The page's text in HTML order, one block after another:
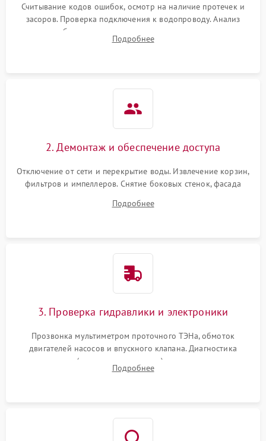
Считывание кодов ошибок, осмотр на наличие протечек и
засоров. Проверка подключения к водопроводу. Анализ
жалоб на отсутствие слива, нагрева, вращения
разбрызгивателей или срабатывание системы защиты
Подробнее
2. Демонтаж и обеспечение доступа
Отключение от сети и перекрытие воды. Извлечение корзин,
фильтров и импеллеров. Снятие боковых стенок, фасада
циркуляционному насосу, ТЭНу и сливной помпе.
Подробнее
3. Проверка гидравлики и электроники
Прозвонка мультиметром проточного ТЭНа, обмоток
двигателей насосов и впускного клапана. Диагностика
прессостата (датчика уровня воды), датчика мутности,
концевика дверцы и электронного модуля управления.
Подробнее